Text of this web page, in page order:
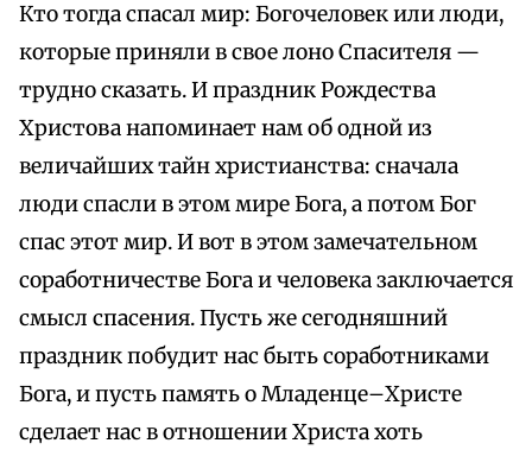
Кто тогда спасал мир: Богочеловек или люди,
которые приняли в свое лоно Спасителя —
трудно сказать. И праздник Рождества
Христова напоминает нам об одной из
величайших тайн христианства: сначала
люди спасли в этом мире Бога, а потом Бог
спас этот мир. И вот в этом замечательном
соработничестве Бога и человека заключается
смысл спасения. Пусть же сегодняшний
праздник побудит нас быть соработниками
Бога, и пусть память о Младенце–Христе
сделает нас в отношении Христа хоть